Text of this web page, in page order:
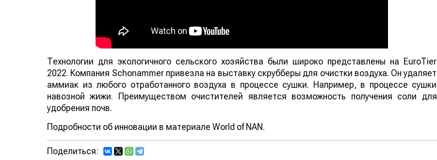
Технологии для экологичного сельского хозяйства были широко представлены на EuroTier
2022. Компания Schonammer привезла на выставку скрубберы для очистки воздуха. Он удаляет
аммиак из любого отработанного воздуха в процессе сушки. Например, в процессе сушки
навозной жижи. Преимуществом очистителей является возможность получения соли для
удобрения почв.
Подробности об инновации в материале World of NAN.
Поделиться: